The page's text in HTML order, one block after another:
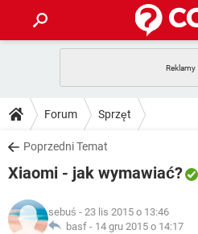
GRY
SPOTIFY
INSTAGRAM
WINDOWS 10
PORADY
PlayStation
INSTAGRAM
DO POBRANIA
ANDROID
GRY
IOS
COVID-19
ARTYKUŁY
Forum Sprzęt
Poprzedni Temat
Xiaomi - jak wymawiać?
sebuś - 23 lis 2015 o 13:46
basf - 14 gru 2015 o 14:17